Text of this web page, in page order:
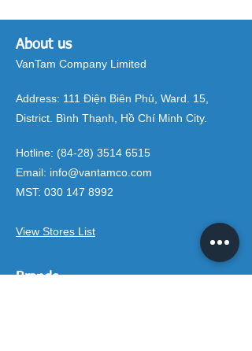
About us
VanTam Company Limited
Address: 111 Điện Biên Phủ, Ward. 15,
District. Bình Thạnh, Hồ Chí Minh City.
Hotline: (84-28) 3514 6515
Email: info@vantamco.com
MST: 030 147 8992
View Stores List
Brands